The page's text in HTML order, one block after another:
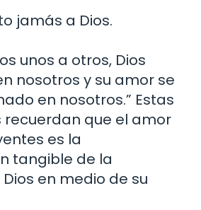
jamás a Dios.
unos a otros, Dios
nosotros y su amor se
en nosotros.” Estas
que el amor
es la
tangible de la
en medio de su